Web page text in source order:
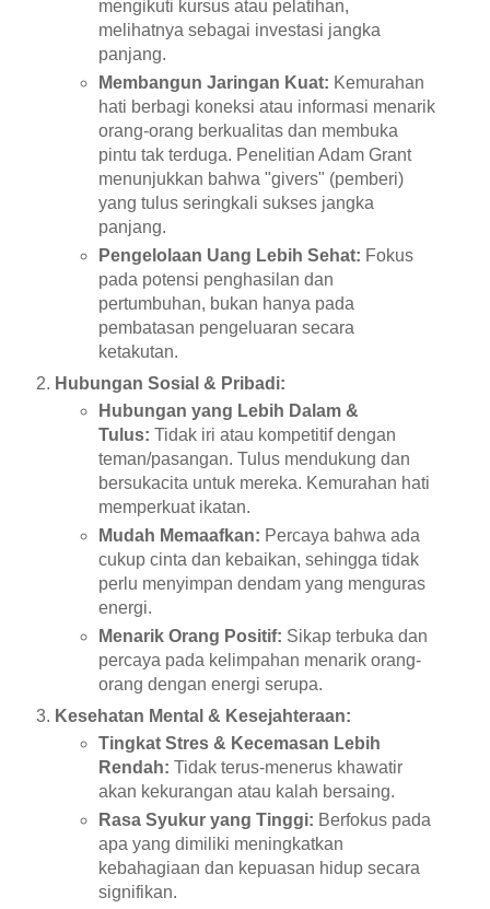
mengikuti kursus atau pelatihan,
melihatnya sebagai investasi jangka
panjang.
Membangun Jaringan Kuat: Kemurahan
hati berbagi koneksi atau informasi menarik
orang-orang berkualitas dan membuka
pintu tak terduga. Penelitian Adam Grant
menunjukkan bahwa "givers" (pemberi)
yang tulus seringkali sukses jangka
panjang.
Pengelolaan Uang Lebih Sehat: Fokus
pada potensi penghasilan dan
pertumbuhan, bukan hanya pada
pembatasan pengeluaran secara
ketakutan.
Hubungan Sosial & Pribadi:
Hubungan yang Lebih Dalam &
Tulus: Tidak iri atau kompetitif dengan
teman/pasangan. Tulus mendukung dan
bersukacita untuk mereka. Kemurahan hati
memperkuat ikatan.
Mudah Memaafkan: Percaya bahwa ada
cukup cinta dan kebaikan, sehingga tidak
perlu menyimpan dendam yang menguras
energi.
Menarik Orang Positif: Sikap terbuka dan
percaya pada kelimpahan menarik orang-
orang dengan energi serupa.
Kesehatan Mental & Kesejahteraan:
Tingkat Stres & Kecemasan Lebih
Rendah: Tidak terus-menerus khawatir
akan kekurangan atau kalah bersaing.
Rasa Syukur yang Tinggi: Berfokus pada
apa yang dimiliki meningkatkan
kebahagiaan dan kepuasan hidup secara
signifikan.